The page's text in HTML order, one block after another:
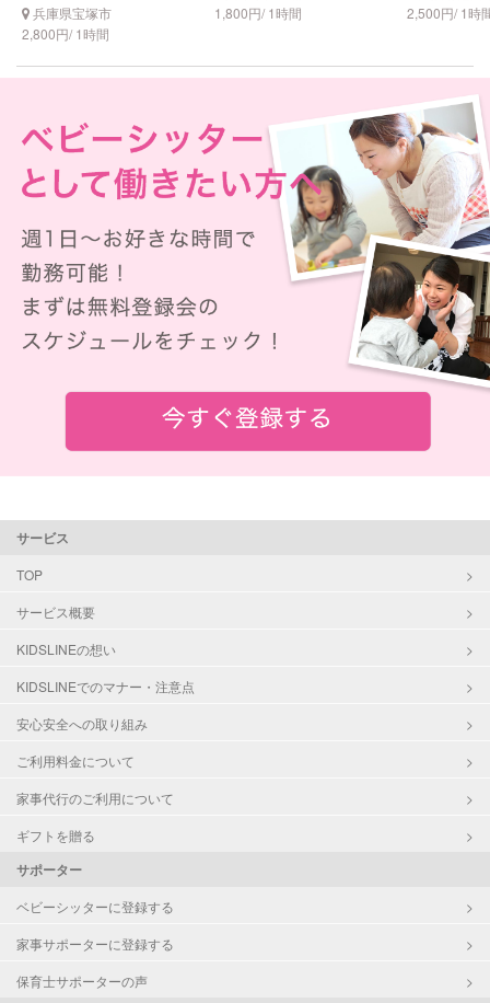
兵庫県宝塚市
2,800円/ 1時間
1,800円/ 1時間
2,500円/ 1時
サービス
TOP
サービス概要
KIDSLINEの想い
KIDSLINEでのマナー・注意点
安心安全への取り組み
ご利用料金について
家事代行のご利用について
ギフトを贈る
サポーター
ベビーシッターに登録する
家事サポーターに登録する
保育士サポーターの声